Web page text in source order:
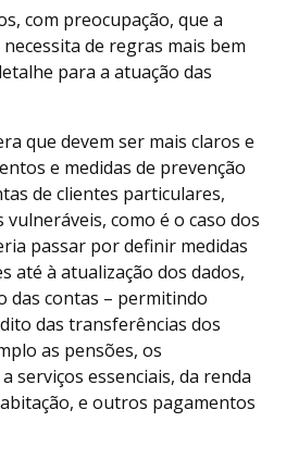
com preocupação, que a
de regras mais bem
para a atuação das
que devem ser mais claros e
e medidas de prevenção
de clientes particulares,
como é o caso dos
passar por definir medidas
até à atualização dos dados,
das contas – permitindo
das transferências dos
as pensões, os
serviços essenciais, da renda
e outros pagamentos